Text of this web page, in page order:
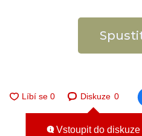
Diskuze 0
Vstoupit do diskuze